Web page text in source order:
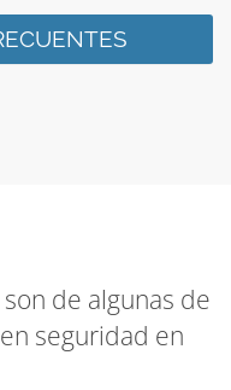
de algunas de
seguridad en